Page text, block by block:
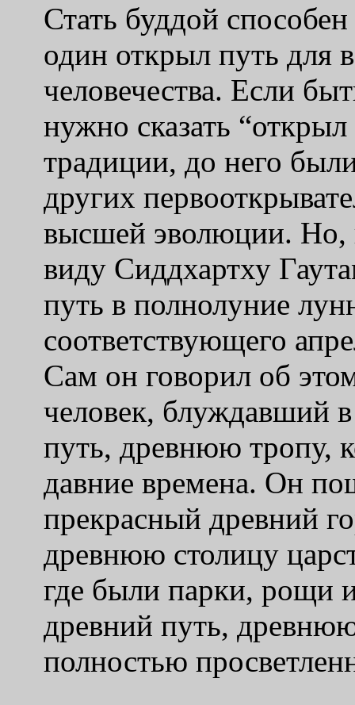
Стать буддой
один открыл путь для
человечества. Если
нужно сказать “открыл
традиции, до него
других
высшей эволюции. Но,
виду Сиддхартху
путь в полнолуние
соответствующего
Сам он говорил об
человек, блуждавший
путь, древнюю тропу,
давние времена. Он
прекрасный древний
древнюю столицу
где были парки, рощи
древний путь,
полностью